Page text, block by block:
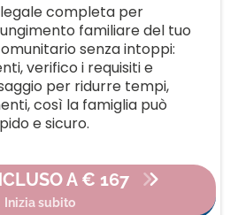
completa per
familiare del tuo
senza intoppi:
verifico i requisiti e
per ridurre tempi,
così la famiglia può
e sicuro.
A € 167
Inizia subito